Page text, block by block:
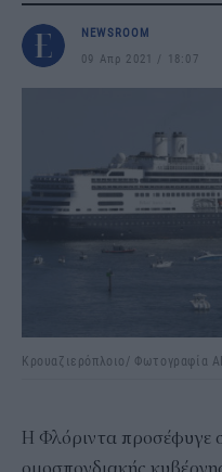
NEWSROOM
09 Απρ 2021
18:07
Κρουαζιερόπλοιο/ Φωτογραφία
Η Φλόριντα προσέφυγε